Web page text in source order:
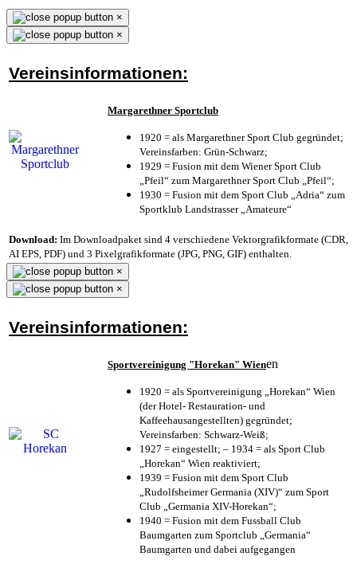
×
×
Vereinsinformationen:
Margarethner Sportclub
1920 = als Margarethner Sport Club gegründet;
Vereinsfarben: Grün-Schwarz;
1929 = Fusion mit dem Wiener Sport Club
„Pfeil“ zum Margarethner Sport Club „Pfeil“;
1930 = Fusion mit dem Sport Club „Adria“ zum
Sportklub Landstrasser „Amateure“
Download: Im Downloadpaket sind 4 verschiedene Vektorgrafikformate (CDR,
AI EPS, PDF) und 3 Pixelgrafikformate (JPG, PNG, GIF) enthalten.
×
×
Vereinsinformationen:
Sportvereinigung "Horekan" Wienen
1920 = als Sportvereinigung „Horekan“ Wien
(der Hotel- Restauration- und
Kaffeehausangestellten) gegründet;
Vereinsfarben: Schwarz-Weiß;
1927 = eingestellt; – 1934 = als Sport Club
„Horekan“ Wien reaktiviert;
1939 = Fusion mit dem Sport Club
„Rudolfsheimer Germania (XIV)“ zum Sport
Club „Germania XIV-Horekan“;
1940 = Fusion mit dem Fussball Club
Baumgarten zum Sportclub „Germania“
Baumgarten und dabei aufgegangen